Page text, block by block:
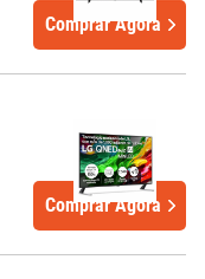
Comprar Agora
Comprar Agora